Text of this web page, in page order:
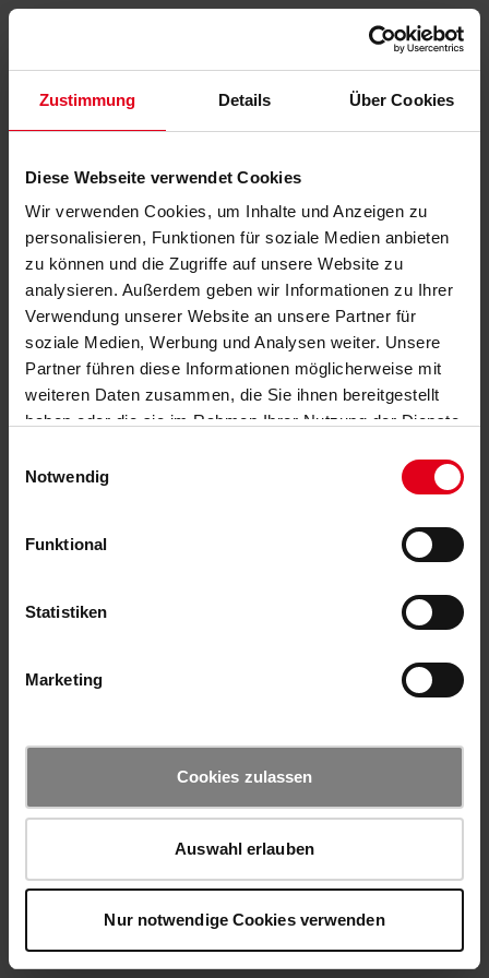
Zustimmung Details Über Cookies
Diese Webseite verwendet Cookies
Wir verwenden Cookies, um Inhalte und Anzeigen zu
personalisieren, Funktionen für soziale Medien anbieten
zu können und die Zugriffe auf unsere Website zu
analysieren. Außerdem geben wir Informationen zu Ihrer
Verwendung unserer Website an unsere Partner für
soziale Medien, Werbung und Analysen weiter. Unsere
Partner führen diese Informationen möglicherweise mit
weiteren Daten zusammen, die Sie ihnen bereitgestellt
haben oder die sie im Rahmen Ihrer Nutzung der Dienste
Notwendig
Funktional
Statistiken
Marketing
Cookies zulassen
Auswahl erlauben
Nur notwendige Cookies verwenden